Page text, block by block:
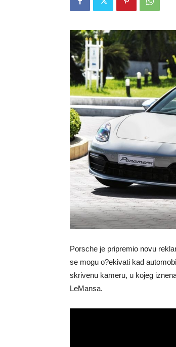
Porsche je pripremio novu
se mogu o?ekivati kad
skrivenu kameru, u kojeg
LeMansa.